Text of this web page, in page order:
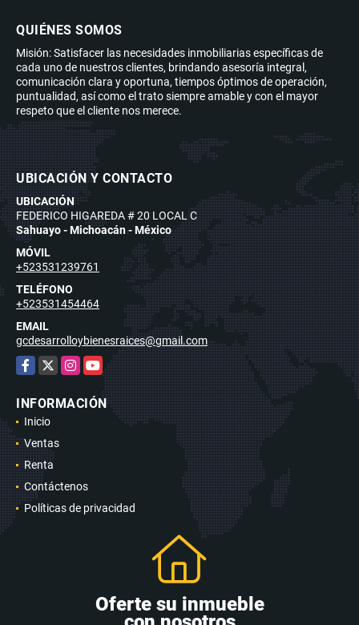
QUIÉNES SOMOS
Misión: Satisfacer las necesidades inmobiliarias específicas de
cada uno de nuestros clientes, brindando asesoría integral,
comunicación clara y oportuna, tiempos óptimos de operación,
puntualidad, así como el trato siempre amable y con el mayor
respeto que el cliente nos merece.
UBICACIÓN Y CONTACTO
UBICACIÓN
FEDERICO HIGAREDA # 20 LOCAL C
Sahuayo - Michoacán - México
MÓVIL
+523531239761
TELÉFONO
+523531454464
EMAIL
gcdesarrolloybienesraices@gmail.com
Facebook
X Instagram
YouTube
INFORMACIÓN
Inicio
Ventas
Renta
Contáctenos
Políticas de privacidad
Oferte su inmueble